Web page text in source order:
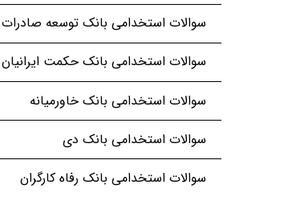
سوالات استخدامی بانک توسعه صادرات
سوالات استخدامی بانک حکمت ایرانیان
سوالات استخدامی بانک خاورمیانه
سوالات استخدامی بانک دی
سوالات استخدامی بانک رفاه کارگران